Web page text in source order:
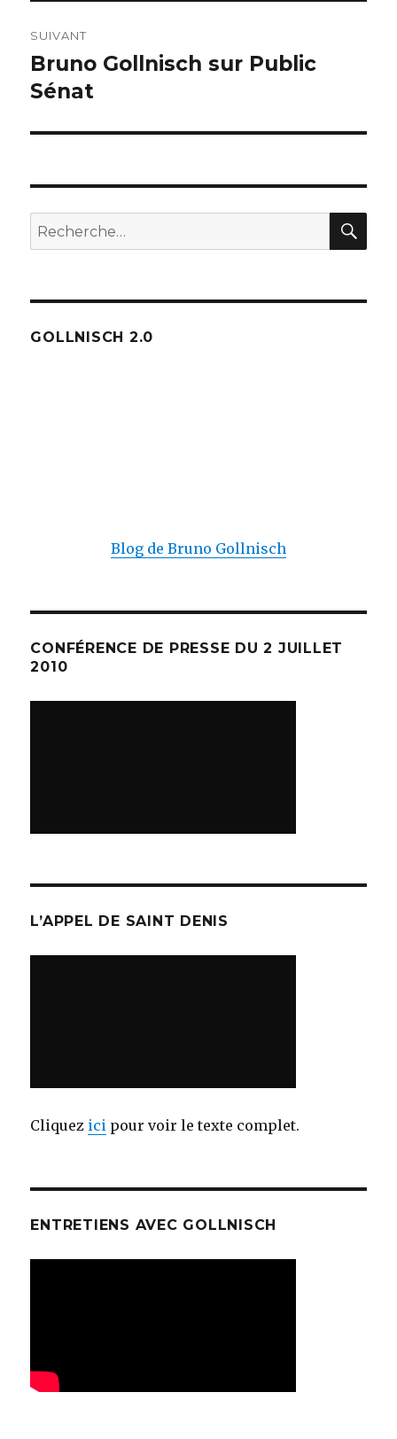
SUIVANT
Publication
suivante :
Bruno Gollnisch sur Public
Sénat
Recherche
pour :
GOLLNISCH 2.0
Blog de Bruno Gollnisch
CONFÉRENCE DE PRESSE DU 2 JUILLET
2010
L’APPEL DE SAINT DENIS
Cliquez ici pour voir le texte complet.
ENTRETIENS AVEC GOLLNISCH